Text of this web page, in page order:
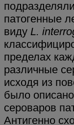
патогенные
виду L.
пределах
различные
исходя из
было
сероваров
Антигенно